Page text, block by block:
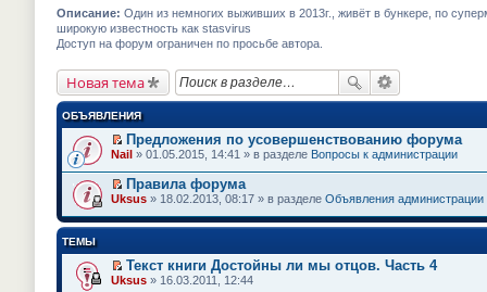
Описание: Один из немногих выживших в 2013г., живёт в бункере, по
широкую известность как stasvirus
Доступ на форум ограничен по просьбе автора.
Новая тема
ОБЪЯВЛЕНИЯ
П
р
е
й
т
и
п
р
Предложения по усовершенствованию форума
Nail » 01.05.2015, 14:41 » в разделе Вопросы к администрации
П
р
т
к
Правила форума
Uksus » 18.02.2013, 08:17 » в разделе Объявления администрации
ТЕМЫ
П
Текст книги Достойны ли мы отцов. Часть 4
Uksus » 16.03.2011, 12:44